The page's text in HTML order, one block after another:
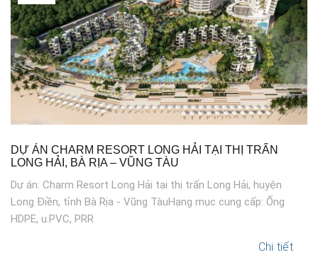
DỰ ÁN CHARM RESORT LONG HẢI TẠI THỊ TRẤN
LONG HẢI, BÀ RỊA – VŨNG TÀU
Dự án: Charm Resort Long Hải tại thị trấn Long Hải, huyện
Long Điền, tỉnh Bà Rịa - Vũng TàuHạng mục cung cấp: Ống
HDPE, u.PVC, PRR
Chi tiết